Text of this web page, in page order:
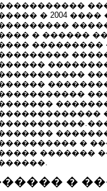
� 2004
� ������
���������
�
�������
�